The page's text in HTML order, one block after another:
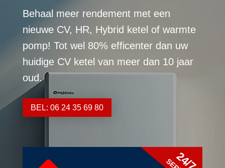
Behaal meer rendement met een
nieuwe CV, HR, Hybrid ketel of warmte
pomp! Tot wel 80% efficenter dan uw
huidige CV ketel van meer dan 10 jaar
oud.
BEL: 06 24 35 69 80
24/7